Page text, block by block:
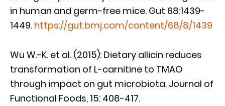
in human and germ-free mice. Gut 68:1439-
1449. https://gut.bmj.com/content/68/8/1439
Wu W.-K. et al. (2015): Dietary allicin reduces
transformation of L-carnitine to TMAO
through impact on gut microbiota. Journal of
Functional Foods, 15: 408-417.